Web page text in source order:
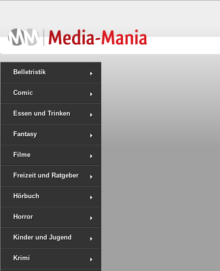
Belletristik
Comic
Essen und Trinken
Fantasy
Filme
Freizeit und Ratgeber
Hörbuch
Horror
Kinder und Jugend
Krimi